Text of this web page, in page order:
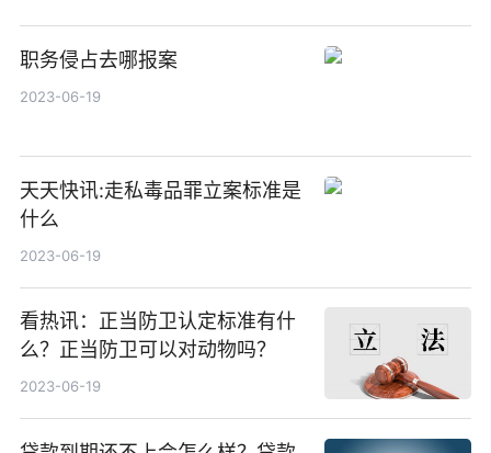
职务侵占去哪报案
2023-06-19
天天快讯:走私毒品罪立案标准是
什么
2023-06-19
看热讯：正当防卫认定标准有什
么？正当防卫可以对动物吗？
2023-06-19